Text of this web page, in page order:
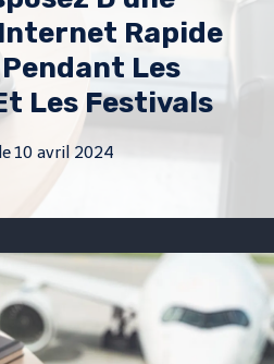
Rapide
Les
Les Festivals
10 avril 2024